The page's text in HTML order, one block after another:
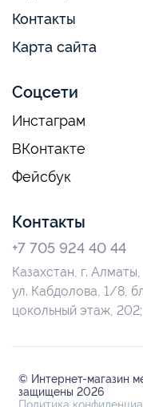
Контакты
Карта сайта
Соцсети
Инстаграм
ВКонтакте
Фейсбук
Контакты
+7 705 924 40 44
Казахстан, г. Алматы,
ул. Кабдолова, 1/8,
цокольный этаж,
© Интернет-магазин
защищены 2026
Политика